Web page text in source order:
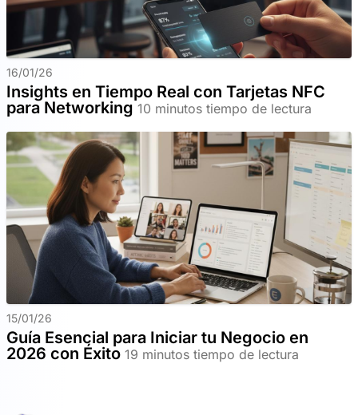
16/01/26
Insights en Tiempo Real con Tarjetas NFC
para Networking 10 minutos tiempo de lectura
15/01/26
Guía Esencial para Iniciar tu Negocio en
2026 con Éxito 19 minutos tiempo de lectura